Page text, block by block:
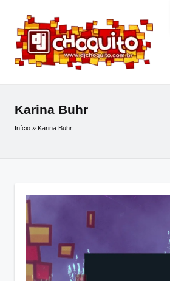
Karina Buhr
Início » Karina Buhr